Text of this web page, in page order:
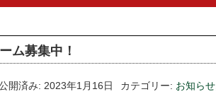
ム募集中！
開済み: 2023年1月16日 カテゴリー: お知らせ,